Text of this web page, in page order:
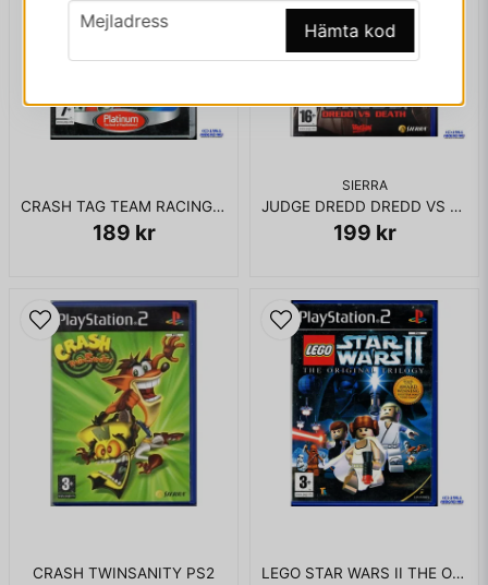
CRASH TAG TEAM RACING PS2
189 kr
SIERRA
JUDGE DREDD DREDD VS DEATH PS2
199 kr
CRASH TWINSANITY PS2 LEGO STAR WARS II THE ORIGINAL TRILOGY PS2
email
Mejladress Hämta kod